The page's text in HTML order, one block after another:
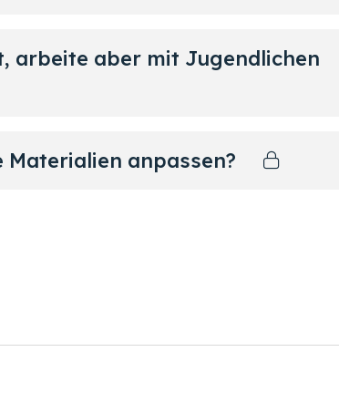
arbeite aber mit Jugendlichen
anpassen?